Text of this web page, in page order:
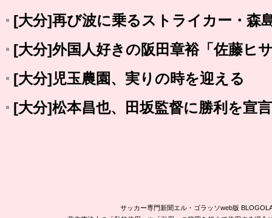
[大分]再び波に乗るストライカー・森
[大分]外国人好きの阪田章裕「佐藤ヒ
[大分]児玉農園、実りの時を迎える
[大分]松本昌也、田坂監督に勝利を宣
サッカー専門新聞エル・ゴラッソweb版